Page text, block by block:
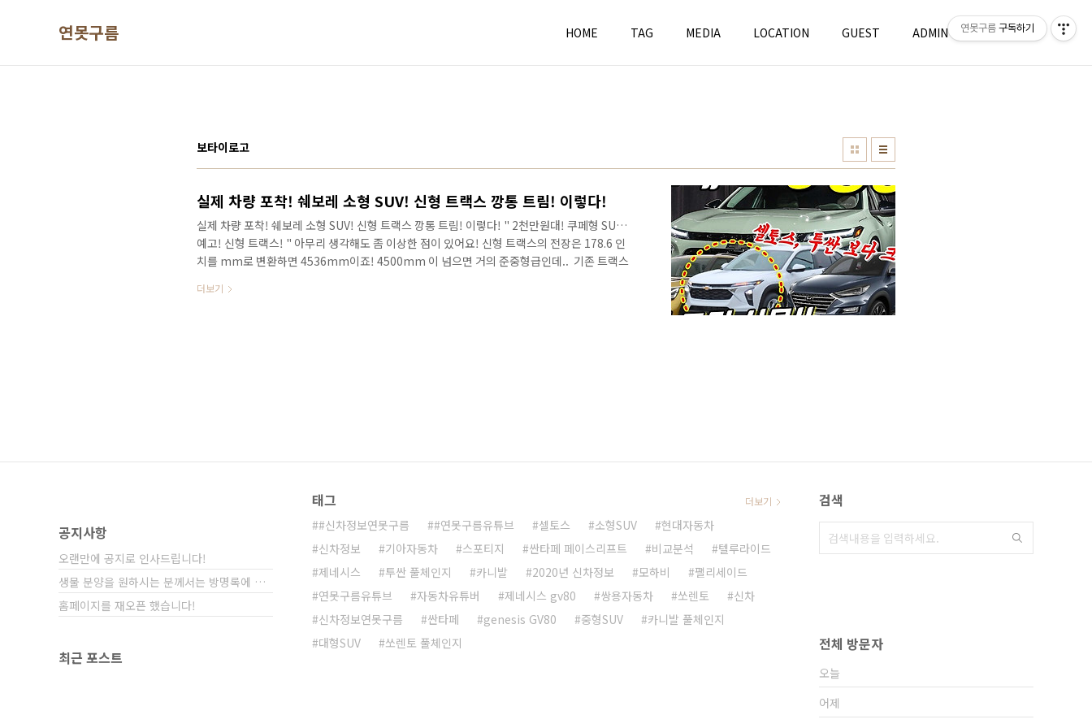
연못구름 HOME TAG MEDIA LOCATION GUEST ADMIN WRITE
보타이로고
실제 차량 포착! 쉐보레 소형 SUV! 신형 트랙스 깡통 트림! 이렇다!
실제 차량 포착! 쉐보레 소형 SUV! 신형 트랙스 깡통 트림! 이렇다! " 2천만원대! 쿠페형 SUV
예고! 신형 트랙스! " 아무리 생각해도 좀 이상한 점이 있어요! 신형 트랙스의 전장은 178.6 인
치를 mm로 변환하면 4536mm이죠! 4500mm 이 넘으면 거의 준중형급인데.. ​ 기존 트랙스
놀라지 마세요! ​ 구형 #투싼 과 비교해 봐도, #신형트랙스 가 구형 투싼 4475mm보다도
더보기
공지사항
오랜만에 공지로 인사드립니다!
생물 분양을 원하시는 분께서는 방명록에 비밀글⋯
홈페이지를 재오픈 했습니다!
최근 포스트
태그
#신차정보연못구름 #연못구름유튜브 셀토스 소형SUV
현대자동차
신차정보
기아자동차 스포티지 싼타페 페이스리프트 비교분석
텔루라이드
제네시스
투싼 풀체인지 카니발 2020년 신차정보 모하비
팰리세이드
연못구름유튜브
자동차유튜버 제네시스 gv80 쌍용자동차 쏘렌토
신차
신차정보연못구름
싼타페 genesis GV80 중형SUV
카니발 풀체인지
대형SUV
쏘렌토 풀체인지
더보기 검색
전체 방문자
오늘
어제
연못구름 구독하기